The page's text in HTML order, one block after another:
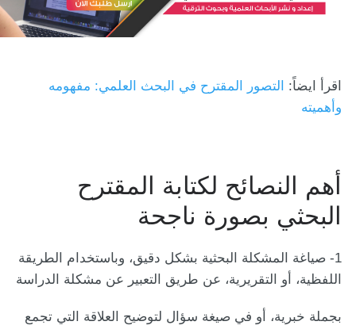
اقرأ ايضاً: التصور المقترح في البحث العلمي: مفهومه
وأهميته
أهم النصائح لكتابة المقترح
البحثي بصورة ناجحة
1- صياغة المشكلة البحثية بشكل دقيق، وباستخدام الطريقة
اللفظية، أو التقريرية، عن طريق التعبير عن مشكلة الدراسة
بجملة خبرية، أو في صيغة سؤال لتوضيح العلاقة التي تجمع